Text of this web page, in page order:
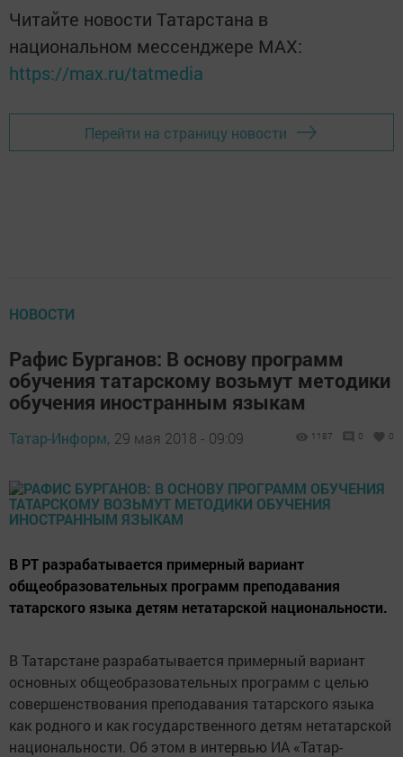
Читайте новости Татарстана в
национальном мессенджере MАХ:
https://max.ru/tatmedia
Перейти на страницу новости
НОВОСТИ
Рафис Бурганов: В основу программ
обучения татарскому возьмут методики
обучения иностранным языкам
Татар-Информ, 29 мая 2018 - 09:09 1187 0 0
В РТ разрабатывается примерный вариант
общеобразовательных программ преподавания
татарского языка детям нетатарской национальности.
В Татарстане разрабатывается примерный вариант
основных общеобразовательных программ с целью
совершенствования преподавания татарского языка
как родного и как государственного детям нетатарской
национальности. Об этом в интервью ИА «Татар-